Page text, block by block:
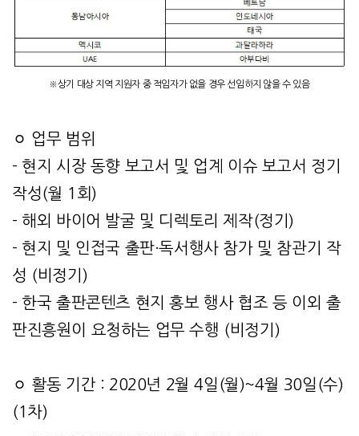
※상기 대상 지역 지원자 중 적임자가 없을 경우 선임하지 않을 수 있음
ㅇ 업무 범위
- 현지 시장 동향 보고서 및 업계 이슈 보고서 정기
작성(월 1회)
- 해외 바이어 발굴 및 디렉토리 제작(정기)
- 현지 및 인접국 출판·독서행사 참가 및 참관기 작
성 (비정기)
- 한국 출판콘텐츠 현지 홍보 행사 협조 등 이외 출
판진흥원이 요청하는 업무 수행 (비정기)
ㅇ 활동 기간 : 2020년 2월 4일(월)~4월 30일(수)
(1차)